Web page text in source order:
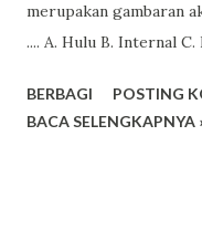
merupakan gambaran
.... A. Hulu B. Internal C.
(upstream supply
BERBAGI
POSTING
BACA SELENGKAPNYA